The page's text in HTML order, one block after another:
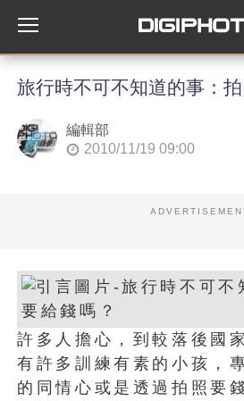
旅行時不可不知道的事：
編輯部
2010/11/19 09:00
許多人擔心，到較落後國
有許多訓練有素的小孩，
的同情心或是透過拍照要